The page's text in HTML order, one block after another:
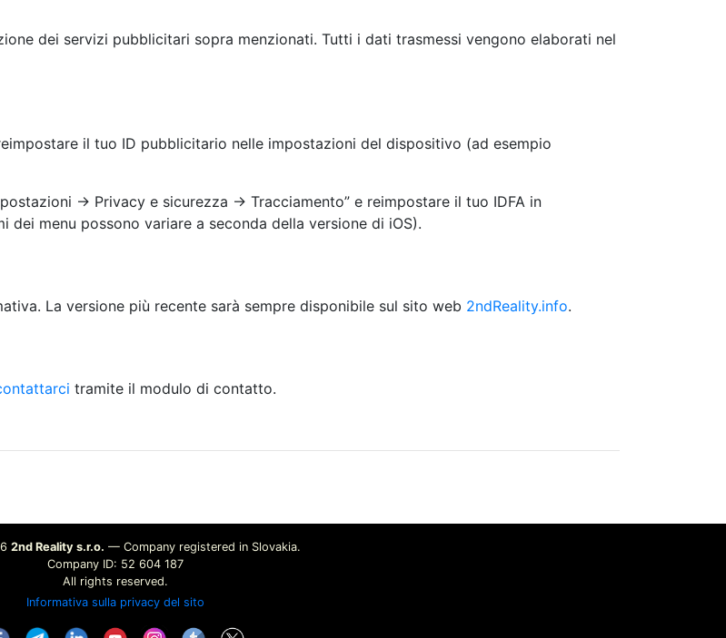
dei servizi pubblicitari sopra menzionati. Tutti i dati trasmessi vengono elaborati nel
il tuo ID pubblicitario nelle impostazioni del dispositivo (ad esempio
→ Privacy e sicurezza → Tracciamento” e reimpostare il tuo IDFA in
menu possono variare a seconda della versione di iOS).
La versione più recente sarà sempre disponibile sul sito web 2ndReality.info.
tramite il modulo di contatto.
2nd Reality s.r.o. — Company registered in Slovakia.
Company ID: 52 604 187
All rights reserved.
Informativa sulla privacy del sito